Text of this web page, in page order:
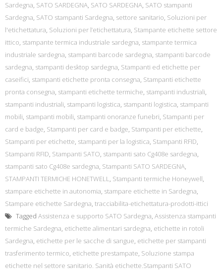
Sardegna, SATO SARDEGNA, SATO SARDEGNA, SATO stampanti
Sardegna, SATO stampanti Sardegna, settore sanitario, Soluzioni per
l'etichettatura, Soluzioni per l’etichettatura, Stampante etichette settore
ittico, stampante termica industriale sardegna, stampante termica
industriale sardegna, stampanti barcode sardegna, stampanti barcode
sardegna, stampanti desktop sardegna, Stampanti ed etichette per
caseifici, stampanti etichette pronta consegna, Stampanti etichette
pronta consegna, stampanti etichette termiche, stampanti industriali,
stampanti industriali, stampanti logistica, stampanti logistica, stampanti
mobili, stampanti mobili, stampanti onoranze funebri, Stampanti per
card e badge, Stampanti per card e badge, Stampanti per etichette,
Stampanti per etichette, stampanti per la logistica, Stampanti RFID,
Stampanti RFID, Stampanti SATO, stampanti sato Cg408e sardegna,
stampanti sato Cg408e sardegna, Stampanti SATO SARDEGNA,
STAMPANTI TERMICHE HONETWELL, Stampanti termiche Honeywell,
stampare etichette in autonomia, stampare etichette in Sardegna,
Stampare etichette Sardegna, tracciabilita-etichettatura-prodotti-ittici
Tagged Assistenza e supporto SATO Sardegna, Assistenza stampanti
termiche Sardegna, etichette alimentari sardegna, etichette in rotoli
Sardegna, etichette per le sacche di sangue, etichette per stampanti
trasferimento termico, etichette prestampate, Soluzione stampa
etichette nel settore sanitario. Sanità etichette.Stampanti SATO